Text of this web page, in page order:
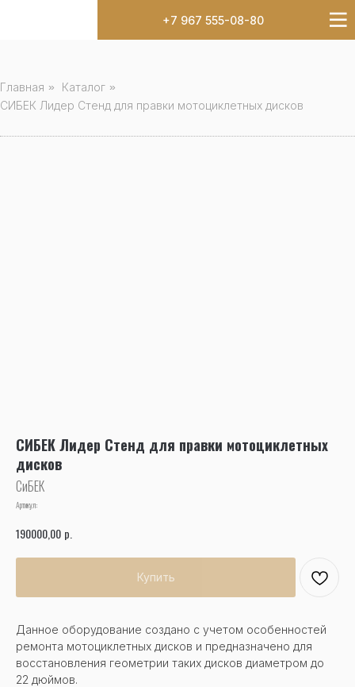
+7 967 555-08-80
Главная » Каталог »
СИБЕК Лидер Стенд для правки мотоциклетных дисков
СИБЕК Лидер Стенд для правки мотоциклетных
дисков
СиБЕК
Артикул:
190000,00 р.
Купить
Данное оборудование создано с учетом особенностей
ремонта мотоциклетных дисков и предназначено для
восстановления геометрии таких дисков диаметром до
22 дюймов.